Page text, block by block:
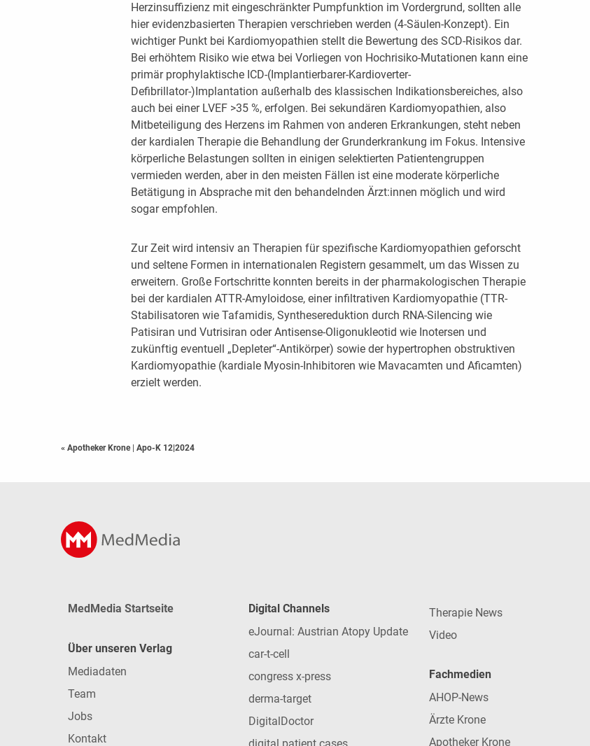
Herzinsuffizienz mit eingeschränkter Pumpfunktion im Vordergrund, sollten alle
hier evidenzbasierten Therapien verschrieben werden (4-Säulen-Konzept). Ein
wichtiger Punkt bei Kardiomyopathien stellt die Bewertung des SCD-Risikos dar.
Bei erhöhtem Risiko wie etwa bei Vorliegen von Hochrisiko-Mutationen kann eine
primär prophylaktische ICD-(Implantierbarer-Kardioverter-
Defibrillator-)Implantation außerhalb des klassischen Indikationsbereiches, also
auch bei einer LVEF >35 %, erfolgen. Bei sekundären Kardiomyopathien, also
Mitbeteiligung des Herzens im Rahmen von anderen Erkrankungen, steht neben
der kardialen Therapie die Behandlung der Grunderkrankung im Fokus. Intensive
körperliche Belastungen sollten in einigen selektierten Patientengruppen
vermieden werden, aber in den meisten Fällen ist eine moderate körperliche
Betätigung in Absprache mit den behandelnden Ärzt:innen möglich und wird
sogar empfohlen.
Zur Zeit wird intensiv an Therapien für spezifische Kardiomyopathien geforscht
und seltene Formen in internationalen Registern gesammelt, um das Wissen zu
erweitern. Große Fortschritte konnten bereits in der pharmakologischen Therapie
bei der kardialen ATTR-Amyloidose, einer infiltrativen Kardiomyopathie (TTR-
Stabilisatoren wie Tafamidis, Synthesereduktion durch RNA-Silencing wie
Patisiran und Vutrisiran oder Antisense-Oligonukleotid wie Inotersen und
zukünftig eventuell „Depleter“-Antikörper) sowie der hypertrophen obstruktiven
Kardiomyopathie (kardiale Myosin-Inhibitoren wie Mavacamten und Aficamten)
erzielt werden.
« Apotheker Krone Apo-K 12|2024
MedMedia Startseite
Über unseren Verlag
Mediadaten
Team
Jobs
Kontakt
Digital Channels
eJournal: Austrian Atopy Update
car-t-cell
congress x-press
derma-target
DigitalDoctor
Therapie News
Video
Fachmedien
AHOP-News
Ärzte Krone
Apotheker Krone